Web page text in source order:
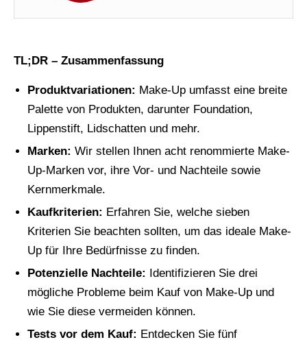
TL;DR – Zusammenfassung
Produktvariationen: Make-Up umfasst eine breite
Palette von Produkten, darunter Foundation,
Lippenstift, Lidschatten und mehr.
Marken: Wir stellen Ihnen acht renommierte Make-
Up-Marken vor, ihre Vor- und Nachteile sowie
Kernmerkmale.
Kaufkriterien: Erfahren Sie, welche sieben
Kriterien Sie beachten sollten, um das ideale Make-
Up für Ihre Bedürfnisse zu finden.
Potenzielle Nachteile:
Identifizieren Sie drei
mögliche Probleme beim Kauf von Make-Up und
wie Sie diese vermeiden können.
Tests vor dem Kauf: Entdecken Sie fünf